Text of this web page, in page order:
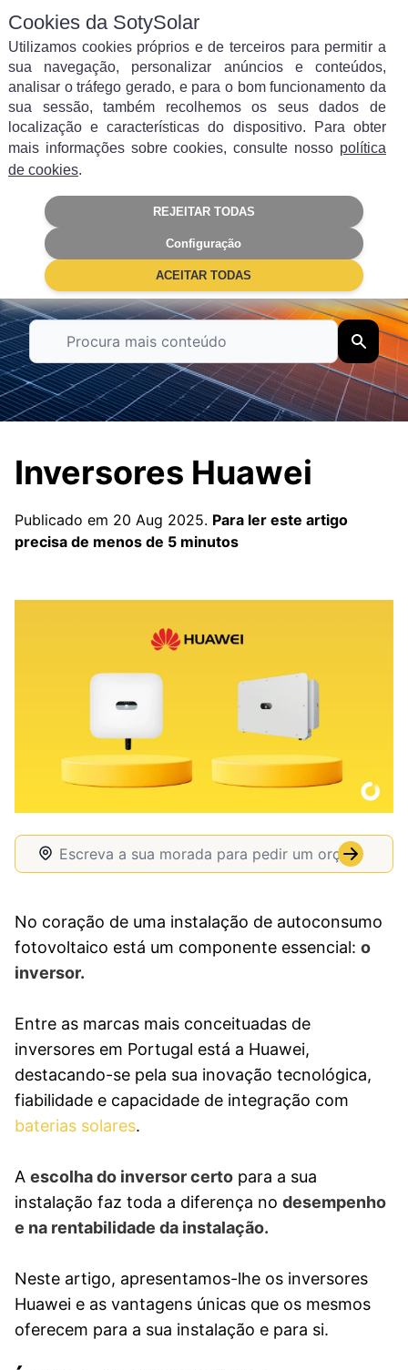
Filtrar por categoria
Autoconsumo
Painéis Solares Poupança
Subsídios Empresas
Inversores Huawei
Publicado em 20 Aug 2025. Para ler este artigo
precisa de menos de 5 minutos
No coração de uma instalação de autoconsumo
fotovoltaico está um componente essencial: o
inversor.
Entre as marcas mais conceituadas de
inversores em Portugal está a Huawei,
destacando-se pela sua inovação tecnológica,
fiabilidade e capacidade de integração com
baterias solares.
A escolha do inversor certo para a sua
instalação faz toda a diferença no desempenho
e na rentabilidade da instalação.
Neste artigo, apresentamos-lhe os inversores
Huawei e as vantagens únicas que os mesmos
oferecem para a sua instalação e para si.
Cookies da SotySolar
Utilizamos cookies próprios e de terceiros para permitir a
sua navegação, personalizar anúncios e conteúdos,
analisar o tráfego gerado, e para o bom funcionamento da
sua sessão, também recolhemos os seus dados de
localização e características do dispositivo. Para obter
mais informações sobre cookies, consulte nosso política
de cookies.
REJEITAR TODAS
Configuração
ACEITAR TODAS